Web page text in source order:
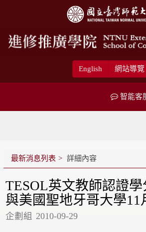
English 網站導覽
智能客
最新消息列表 詳細內容
TESOL英文教師認證
與美國聖地牙哥大學11
企劃組 2010-09-29